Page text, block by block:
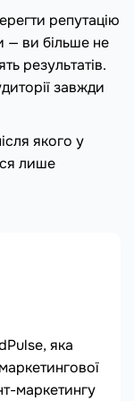
репутацію
— ви більше не
результатів.
завжди
якого у
лише
яка
маркетингу